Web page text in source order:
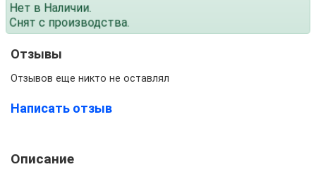
Нет в Наличии.
Снят с производства.
Отзывы
Отзывов еще никто не оставлял
Написать отзыв
Описание